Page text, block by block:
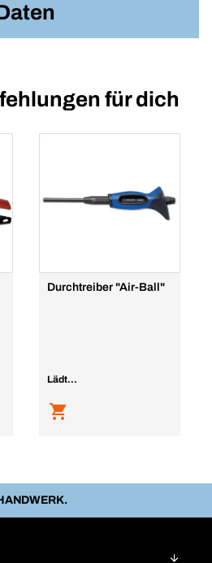
für dich
Durchtreiber "Air-Ball"
Lädt...